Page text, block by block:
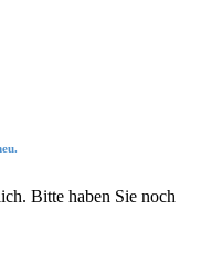
Bitte haben Sie noch